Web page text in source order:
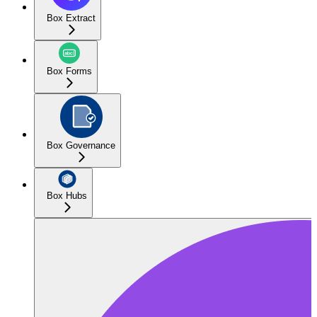
Box Extract
Box Forms
Box Governance
Box Hubs